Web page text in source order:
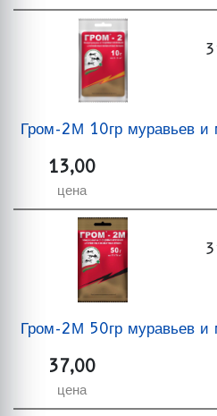
Гром-2М 10гр муравьев
13,00
цена
Гром-2М 50гр муравьев
37,00
цена